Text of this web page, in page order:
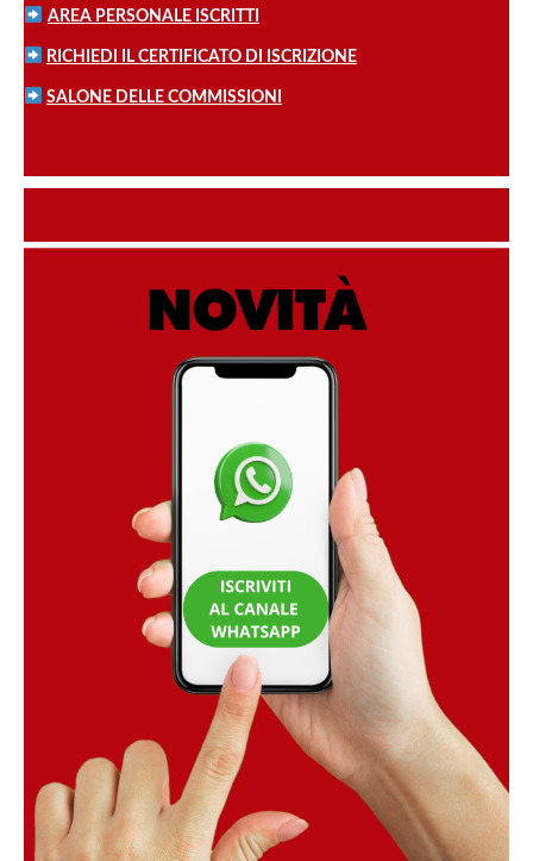
AREA PERSONALE ISCRITTI
RICHIEDI IL CERTIFICATO DI ISCRIZIONE
SALONE DELLE COMMISSIONI